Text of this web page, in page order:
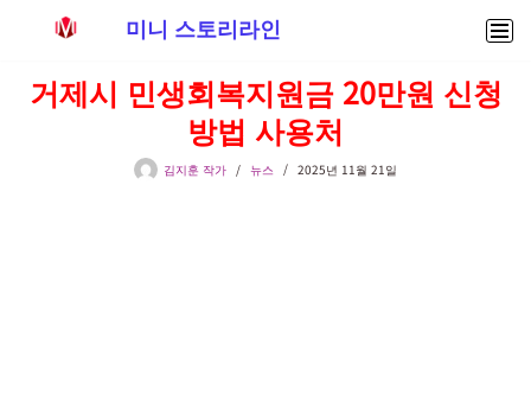
텐
미니 스토리라인
거제시 민생회복지원금 20만원 신청
방법 사용처
김지훈 작가 뉴스 2025년 11월 21일